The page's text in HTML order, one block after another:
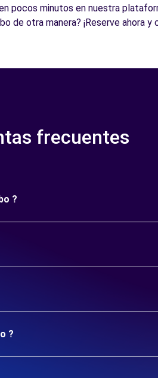
pocos minutos en nuestra
de otra manera? ¡Reserve ahora
frecuentes
?
?